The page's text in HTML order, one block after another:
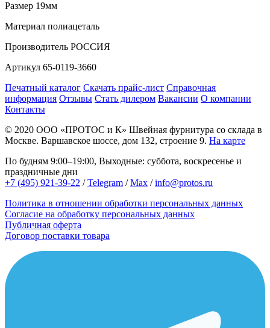
Размер 19мм
Материал полиацеталь
Производитель РОССИЯ
Артикул 65-0119-3660
Печатный каталог Скачать прайс-лист Справочная
информация Отзывы Стать дилером Вакансии О компании
Контакты
© 2020 ООО «ПРОТОС и К» Швейная фурнитура со склада в
Москве. Варшавское шоссе, дом 132, строение 9. На карте
По будням 9:00–19:00, Выходные: суббота, воскресенье и
праздничные дни
+7 (495) 921-39-22 /Telegram /Max /info@protos.ru
Политика в отношении обработки персональных данных
Согласие на обработку персональных данных
Публичная оферта
Договор поставки товара